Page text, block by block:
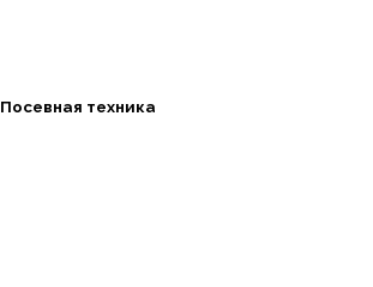
Посевная техника